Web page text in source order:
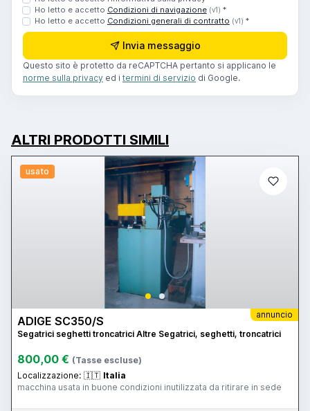
Ho letto e accetto Condizioni di navigazione (v1) *
Ho letto e accetto Condizioni generali di contratto (v1) *
Invia messaggio
Questo sito è protetto da reCAPTCHA pertanto si applicano le
norme sulla privacy ed i termini di servizio di Google.
ALTRI PRODOTTI SIMILI
usato
annuncio
ADIGE SC350/S
Segatrici seghetti troncatrici Altre Segatrici, seghetti, troncatrici
800,00 € (Tasse escluse)
Localizzazione: 🇮🇹 Italia
macchina usata in buone condizioni inutilizzata da ritirare in sede